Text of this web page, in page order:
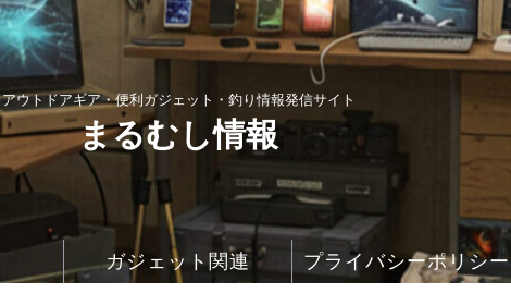
アウトドアギア・便利ガジェット・釣り情報発信サイト
まるむし情報
ガジェット関連 プライバシーポリシー